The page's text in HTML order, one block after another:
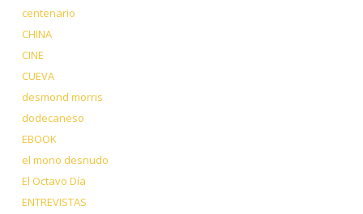
centenario
CHINA
CINE
CUEVA
desmond morris
dodecaneso
EBOOK
el mono desnudo
El Octavo Día
ENTREVISTAS